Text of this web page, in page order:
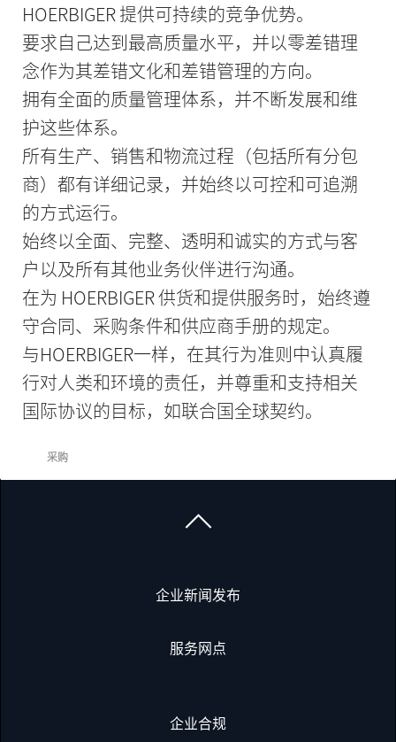
HOERBIGER 提供可持续的竞争优势。
要求自己达到最高质量水平，并以零差错理
念作为其差错文化和差错管理的方向。
拥有全面的质量管理体系，并不断发展和维
护这些体系。
所有生产、销售和物流过程（包括所有分包
商）都有详细记录，并始终以可控和可追溯
的方式运行。
始终以全面、完整、透明和诚实的方式与客
户以及所有其他业务伙伴进行沟通。
在为 HOERBIGER 供货和提供服务时，始终遵
守合同、采购条件和供应商手册的规定。
与HOERBIGER一样，在其行为准则中认真履
行对人类和环境的责任，并尊重和支持相关
国际协议的目标，如联合国全球契约。
采购
企业新闻发布
服务网点
企业合规